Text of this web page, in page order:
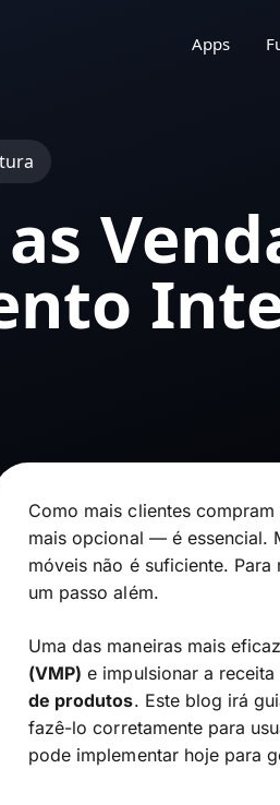
Apps
Como mais clientes
mais opcional — é essencial.
móveis não é suficiente.
um passo além.
Uma das maneiras mais
(VMP) e impulsionar a
de produtos. Este blog irá
fazê-lo corretamente para
pode implementar hoje para